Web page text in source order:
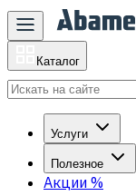
Каталог
Услуги
Полезное
Акции %